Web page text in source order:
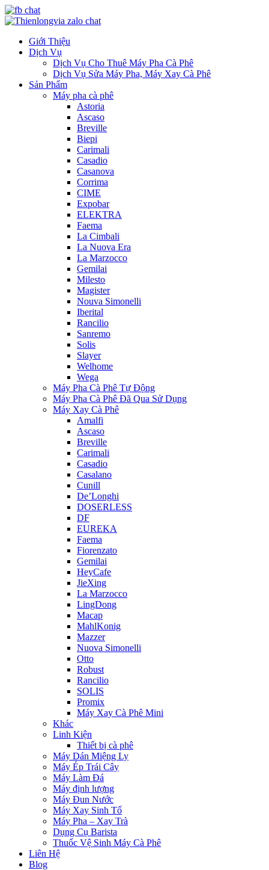
Giới Thiệu
Dịch Vụ
Dịch Vụ Cho Thuê Máy Pha Cà Phê
Dịch Vụ Sửa Máy Pha, Máy Xay Cà Phê
Sản Phẩm
Máy pha cà phê
Astoria
Ascaso
Breville
Biepi
Carimali
Casadio
Casanova
Corrima
CIME
Expobar
ELEKTRA
Faema
La Cimbali
La Nuova Era
La Marzocco
Gemilai
Milesto
Magister
Nouva Simonelli
Iberital
Rancilio
Sanremo
Solis
Slayer
Welhome
Wega
Máy Pha Cà Phê Tự Động
Máy Pha Cà Phê Đã Qua Sử Dụng
Máy Xay Cà Phê
Amalfi
Ascaso
Breville
Carimali
Casadio
Casalano
Cunill
De’Longhi
DOSERLESS
DF
EUREKA
Faema
Fiorenzato
Gemilai
HeyCafe
JieXing
La Marzocco
LingDong
Macap
MahlKonig
Mazzer
Nuova Simonelli
Otto
Robust
Rancilio
SOLIS
Promix
Máy Xay Cà Phê Mini
Khác
Linh Kiện
Thiết bị cà phê
Máy Dán Miệng Ly
Máy Ép Trái Cây
Máy Làm Đá
Máy định lượng
Máy Đun Nước
Máy Xay Sinh Tố
Máy Pha – Xay Trà
Dụng Cụ Barista
Thuốc Vệ Sinh Máy Cà Phê
Liên Hệ
Blog